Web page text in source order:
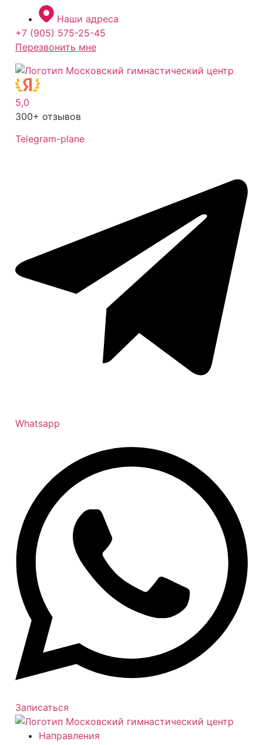
содержимому
Наши адреса
+7 (905) 575-25-45
Перезвонить мне
5,0
300+ отзывов
Telegram-plane
Whatsapp
Записаться
Направления